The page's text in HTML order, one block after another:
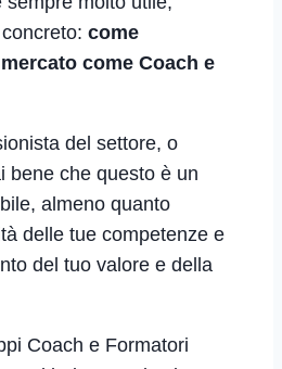
come
come Coach e
del settore, o
bene che questo è un
almeno quanto
delle tue competenze e
del tuo valore e della
Coach e Formatori